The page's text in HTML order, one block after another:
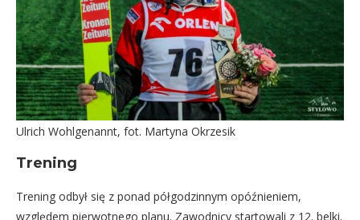
Ulrich Wohlgenannt, fot. Martyna Okrzesik
Trening
Trening odbył się z ponad półgodzinnym opóźnieniem,
względem pierwotnego planu. Zawodnicy startowali z 12. belki.